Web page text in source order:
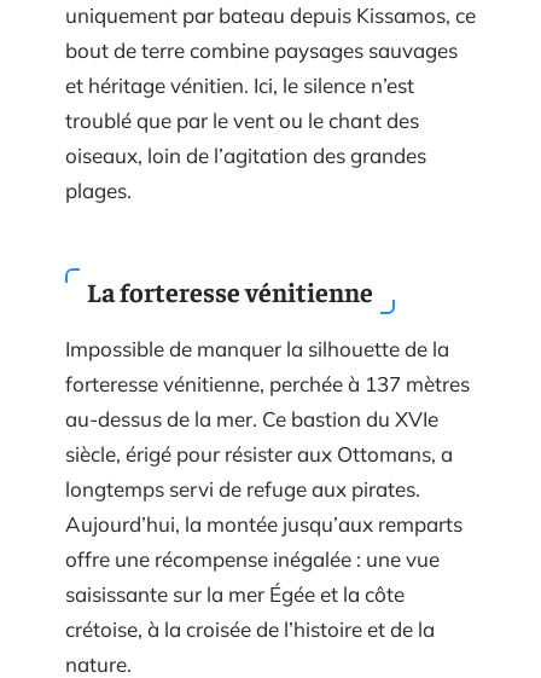
uniquement par bateau depuis Kissamos, ce
bout de terre combine paysages sauvages
et héritage vénitien. Ici, le silence n’est
troublé que par le vent ou le chant des
oiseaux, loin de l’agitation des grandes
plages.
La forteresse vénitienne
Impossible de manquer la silhouette de la
forteresse vénitienne, perchée à 137 mètres
au-dessus de la mer. Ce bastion du XVIe
siècle, érigé pour résister aux Ottomans, a
longtemps servi de refuge aux pirates.
Aujourd’hui, la montée jusqu’aux remparts
offre une récompense inégalée : une vue
saisissante sur la mer Égée et la côte
crétoise, à la croisée de l’histoire et de la
nature.